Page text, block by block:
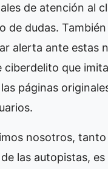
de atención al
de dudas.
alerta ante estas
ciberdelito que
páginas
nosotros, tanto
las autopistas,